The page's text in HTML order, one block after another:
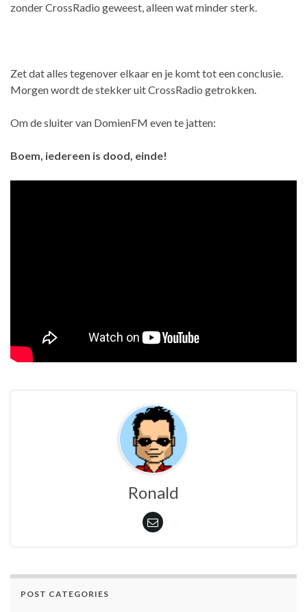
zonder CrossRadio geweest, alleen wat minder sterk.
Zet dat alles tegenover elkaar en je komt tot een conclusie.
Morgen wordt de stekker uit CrossRadio getrokken.
Om de sluiter van DomienFM even te jatten:
Boem, iedereen is dood, einde!
Ronald
POST CATEGORIES